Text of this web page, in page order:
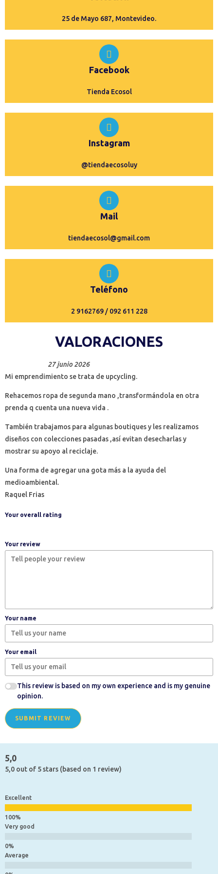
25 de Mayo 687, Montevideo.
Facebook
Tienda Ecosol
Instagram
@tiendaecosoluy
Mail
tiendaecosol@gmail.com
Teléfono
2 9162769 / 092 611 228
VALORACIONES
27 junio 2026
Mi emprendimiento se trata de upcycling.
Rehacemos ropa de segunda mano ,transformándola en otra
prenda q cuenta una nueva vida .
También trabajamos para algunas boutiques y les realizamos
diseños con colecciones pasadas ,así evitan desecharlas y
mostrar su apoyo al reciclaje.
Una forma de agregar una gota más a la ayuda del
medioambiental.
Raquel Frias
Your overall rating
Your review
Your name
Your email
This review is based on my own experience and is my genuine
opinion.
SUBMIT REVIEW
5,0
5,0 out of 5 stars (based on 1 review)
Excellent
Very good
Average